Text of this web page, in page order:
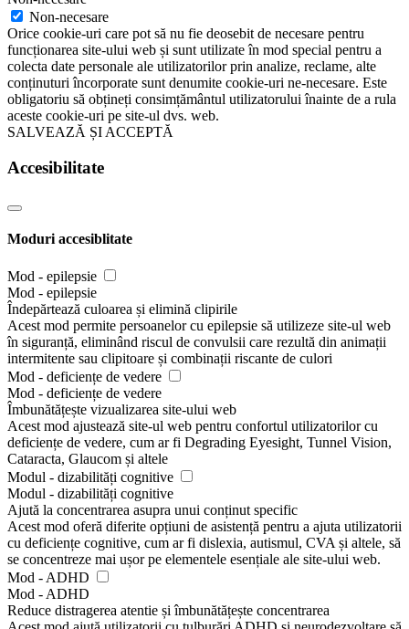
Non-necesare
Orice cookie-uri care pot să nu fie deosebit de necesare pentru
funcționarea site-ului web și sunt utilizate în mod special pentru a
colecta date personale ale utilizatorilor prin analize, reclame, alte
conținuturi încorporate sunt denumite cookie-uri ne-necesare. Este
obligatoriu să obțineți consimțământul utilizatorului înainte de a rula
aceste cookie-uri pe site-ul dvs. web.
SALVEAZĂ ȘI ACCEPTĂ
Accesibilitate
Moduri accesiblitate
Mod - epilepsie
Mod - epilepsie
Îndepărtează culoarea și elimină clipirile
Acest mod permite persoanelor cu epilepsie să utilizeze site-ul web
în siguranță, eliminând riscul de convulsii care rezultă din animații
intermitente sau clipitoare și combinații riscante de culori
Mod - deficiențe de vedere
Mod - deficiențe de vedere
Îmbunătățește vizualizarea site-ului web
Acest mod ajustează site-ul web pentru confortul utilizatorilor cu
deficiențe de vedere, cum ar fi Degrading Eyesight, Tunnel Vision,
Cataracta, Glaucom și altele
Modul - dizabilități cognitive
Modul - dizabilități cognitive
Ajută la concentrarea asupra unui conținut specific
Acest mod oferă diferite opțiuni de asistență pentru a ajuta utilizatorii
cu deficiențe cognitive, cum ar fi dislexia, autismul, CVA și altele, să
se concentreze mai ușor pe elementele esențiale ale site-ului web.
Mod - ADHD
Mod - ADHD
Reduce distragerea atentie și îmbunătățește concentrarea